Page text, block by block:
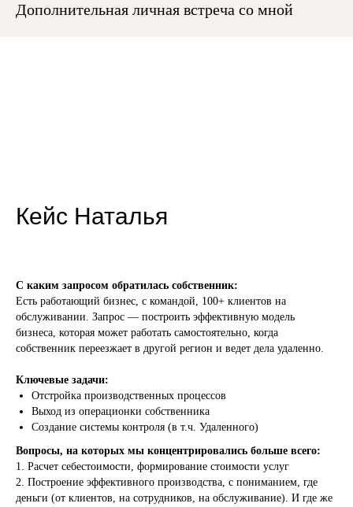
Дополнительная личная встреча со мной
Кейс Наталья
С каким запросом обратилась собственник:
Есть работающий бизнес, с командой, 100+ клиентов на
обслуживании. Запрос — построить эффективную модель
бизнеса, которая может работать самостоятельно, когда
собственник переезжает в другой регион и ведет дела удаленно.
Ключевые задачи:
Отстройка производственных процессов
Выход из операционки собственника
Создание системы контроля (в т.ч. Удаленного)
Вопросы, на которых мы концентрировались больше всего:
1. Расчет себестоимости, формирование стоимости услуг
2. Построение эффективного производства, с пониманием, где
деньги (от клиентов, на сотрудников, на обслуживание). И где же